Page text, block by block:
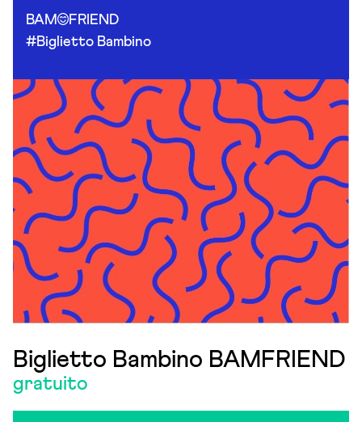
BAM
FRIEND
#Biglietto Bambino
Biglietto Bambino BAMFRIEND
gratuito